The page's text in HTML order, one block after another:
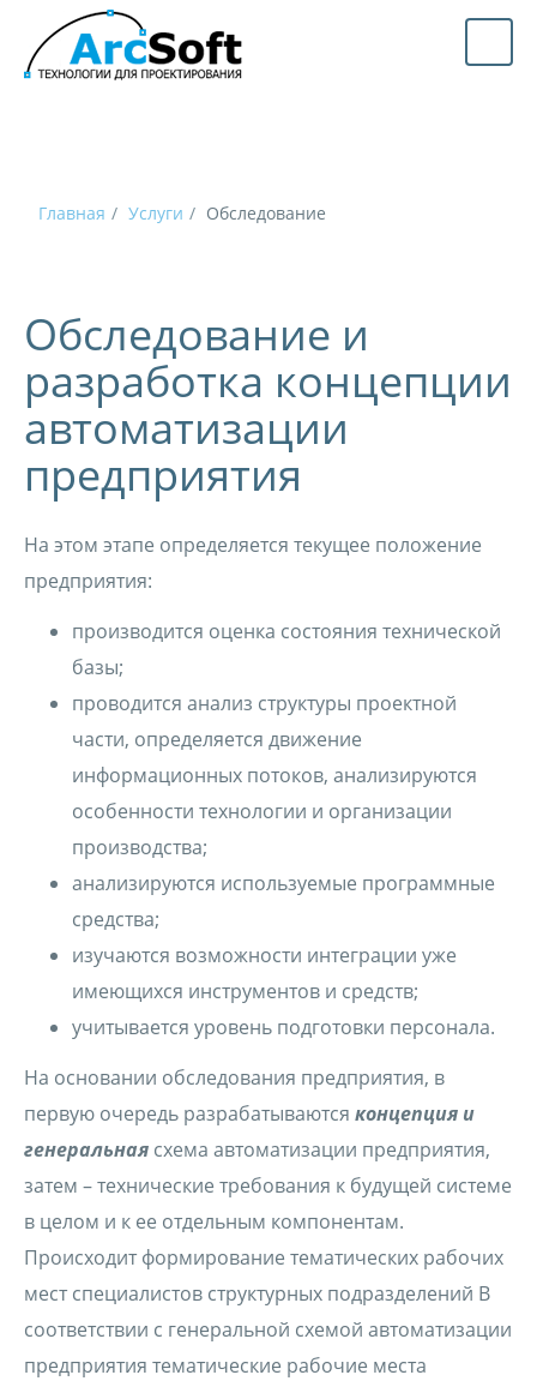
Главная Услуги Обследование
Обследование и
разработка концепции
автоматизации
предприятия
На этом этапе определяется текущее положение
предприятия:
производится оценка состояния технической
базы;
проводится анализ структуры проектной
части, определяется движение
информационных потоков, анализируются
особенности технологии и организации
производства;
анализируются используемые программные
средства;
изучаются возможности интеграции уже
имеющихся инструментов и средств;
учитывается уровень подготовки персонала.
На основании обследования предприятия, в
первую очередь разрабатываются концепция и
генеральная схема автоматизации предприятия,
затем – технические требования к будущей системе
в целом и к ее отдельным компонентам.
Происходит формирование тематических рабочих
мест специалистов структурных подразделений В
соответствии с генеральной схемой автоматизации
предприятия тематические рабочие места